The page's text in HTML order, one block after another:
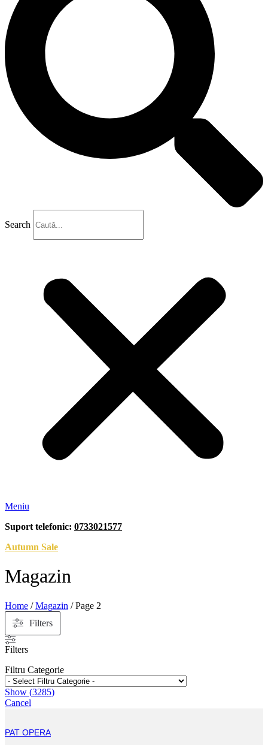
Search
Meniu
Suport telefonic: 0733021577
Autumn Sale
Magazin
Home /Magazin / Page 2
Filters
Filters
Filtru Categorie
Show (3285)
Cancel
PAT OPERA